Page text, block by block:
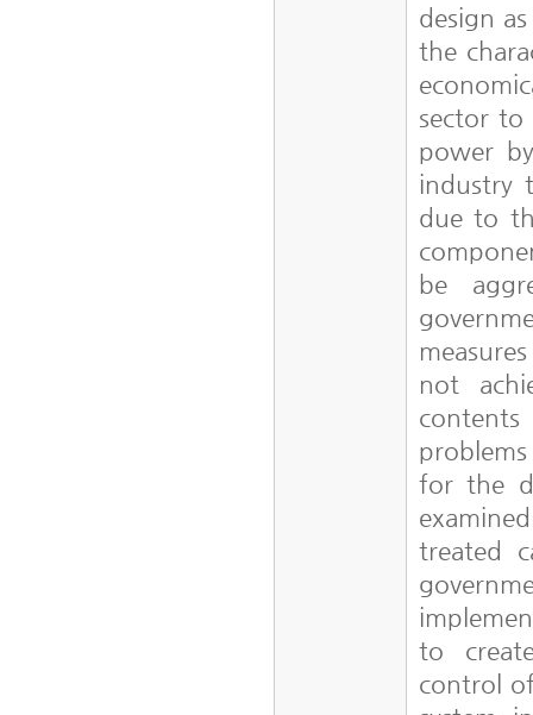
design
the
sector to
power
industry
due to
be
not
contents
for the
treated
to
control